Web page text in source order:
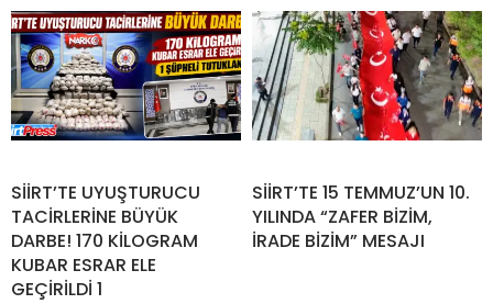
SİİRT’TE UYUŞTURUCU
TACİRLERİNE BÜYÜK
DARBE! 170 KİLOGRAM
KUBAR ESRAR ELE
GEÇİRİLDİ 1
SİİRT’TE 15 TEMMUZ’UN 10.
YILINDA “ZAFER BİZİM,
İRADE BİZİM” MESAJI